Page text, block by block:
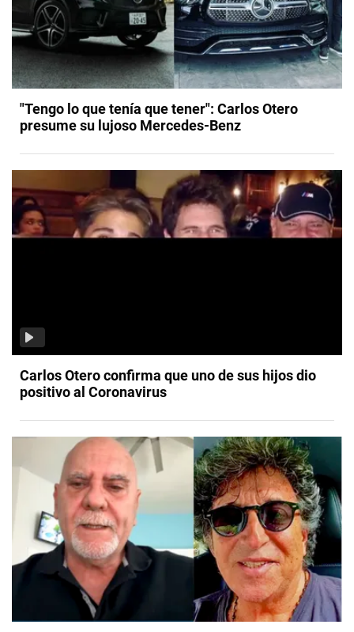
"Tengo lo que tenía que tener": Carlos Otero
presume su lujoso Mercedes-Benz
Carlos Otero confirma que uno de sus hijos dio
positivo al Coronavirus